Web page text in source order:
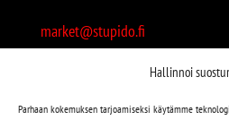
Hallinnoi
Parhaan kokemuksen tarjoamiseksi käytämme
market@stupido.fi
Avoinna: